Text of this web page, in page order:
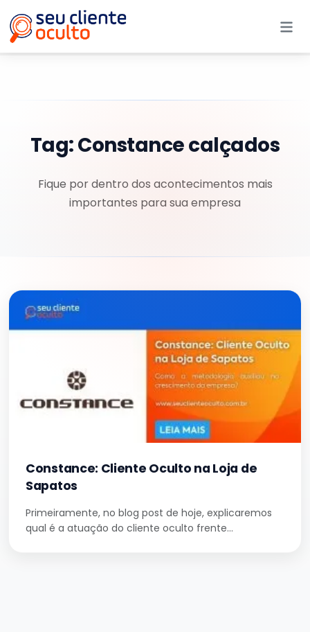
Tag:Constance calçados
Fique por dentro dos acontecimentos mais
importantes para sua empresa
Constance: Cliente Oculto na Loja de
Sapatos
Primeiramente, no blog post de hoje, explicaremos
qual é a atuação do cliente oculto frente…